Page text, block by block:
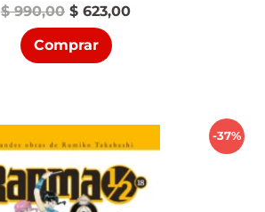
$990,00 El
precio
original
era:
$ 623,00El
Comprar
-37%